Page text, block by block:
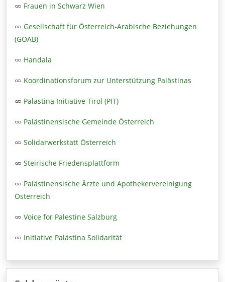
Frauen in Schwarz Wien
Gesellschaft für Österreich-Arabische Beziehungen
(GÖAB)
Handala
Koordinationsforum zur Unterstützung Palästinas
Palästina Initiative Tirol (PIT)
Palästinensische Gemeinde Österreich
Solidarwerkstatt Österreich
Steirische Friedensplattform
Palästinensische Ärzte und Apothekervereinigung
Österreich
Voice for Palestine Salzburg
Initiative Palästina Solidarität